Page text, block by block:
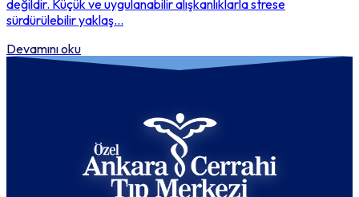
değildir. Küçük ve uygulanabilir alışkanlıklarla strese
sürdürülebilir yaklaş...
Devamını oku